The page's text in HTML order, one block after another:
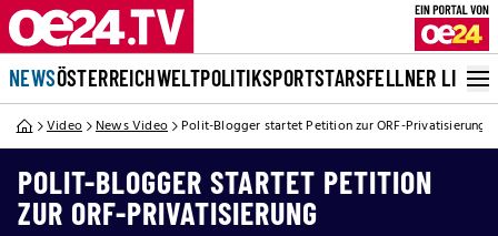
NEWSÖSTERREICHWELTPOLITIKSPORTSTARSFELLNER LIVE
Video News Video Polit-Blogger startet Petition zur ORF-Privatisierung
POLIT-BLOGGER STARTET PETITION
ZUR ORF-PRIVATISIERUNG